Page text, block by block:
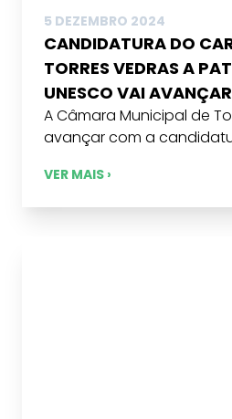
5 DEZEMBRO 2024
CANDIDATURA DO
TORRES VEDRAS A
UNESCO VAI AVANÇAR
A Câmara Municipal de
avançar com a
VER MAIS ›